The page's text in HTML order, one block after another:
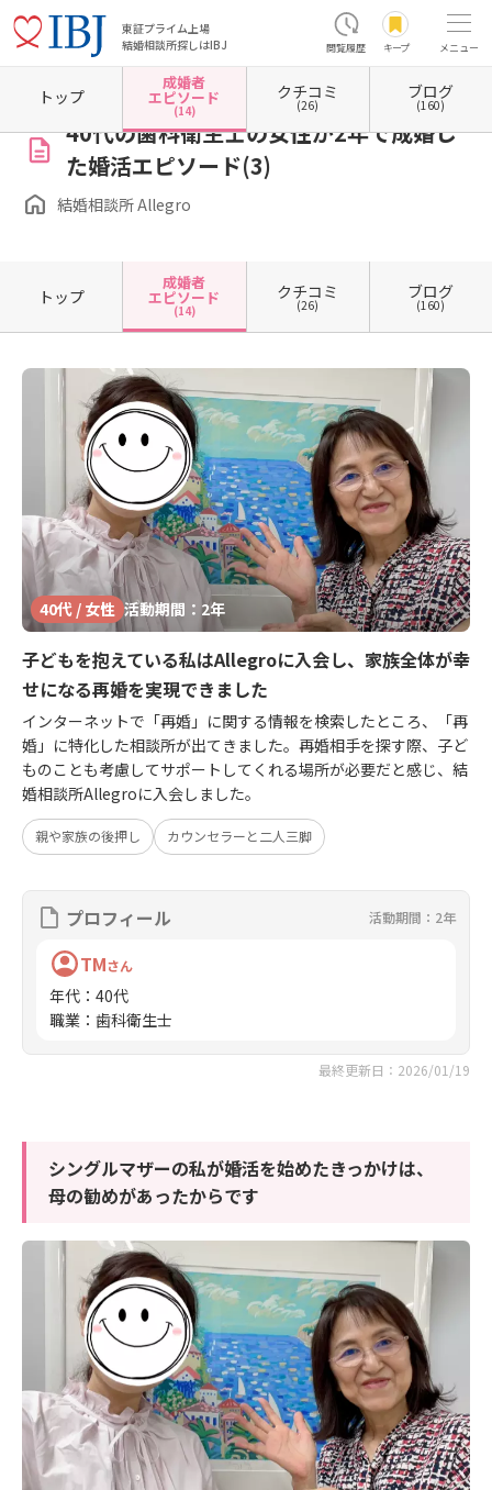
東証プライム上場
結婚相談所探しはIBJ
閲覧履歴 キープ メニュー
ホーム 神奈川県の結婚相談所 神奈川県横浜市 神奈川県横浜市港北区 神奈川県横浜
40代の歯科衛生士の女性が2年で成婚し
た婚活エピソード(3)
結婚相談所 Allegro
トップ
成婚者
エピソード
(14)
クチコミ
(26)
ブログ
(160)
トップ
成婚者
エピソード
(14)
クチコミ
(26)
ブログ
(160)
40代 / 女性 活動期間：2年
子どもを抱えている私はAllegroに入会し、家族全体が幸
せになる再婚を実現できました
インターネットで「再婚」に関する情報を検索したところ、「再
婚」に特化した相談所が出てきました。再婚相手を探す際、子ど
ものことも考慮してサポートしてくれる場所が必要だと感じ、結
婚相談所Allegroに入会しました。
親や家族の後押し カウンセラーと二人三脚
プロフィール 活動期間：2年
TMさん
年代 ： 40代
職業 ： 歯科衛生士
最終更新日：2026/01/19
シングルマザーの私が婚活を始めたきっかけは、
母の勧めがあったからです